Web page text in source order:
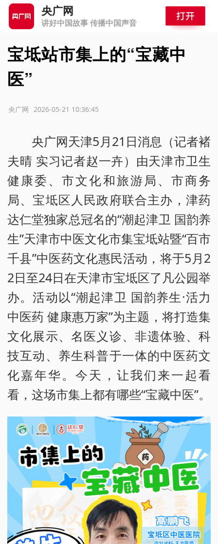
央广网
讲好中国故事 传播中国声音
宝坻站市集上的“宝藏中
医”
2026-05-21 10:36:45
央广网
央广网天津5月21日消息（记者褚
夫晴 实习记者赵一卉）由天津市卫生
健康委、市文化和旅游局、市商务
局、宝坻区人民政府联合主办，津药
达仁堂独家总冠名的“潮起津卫 国韵养
生”天津市中医文化市集宝坻站暨“百市
千县”中医药文化惠民活动，将于5月2
2日至24日在天津市宝坻区了凡公园举
办。活动以“潮起津卫 国韵养生·活力
中医药 健康惠万家”为主题，将打造集
文化展示、名医义诊、非遗体验、科
技互动、养生科普于一体的中医药文
化嘉年华。今天，让我们来一起看
看，这场市集上都有哪些“宝藏中医”。